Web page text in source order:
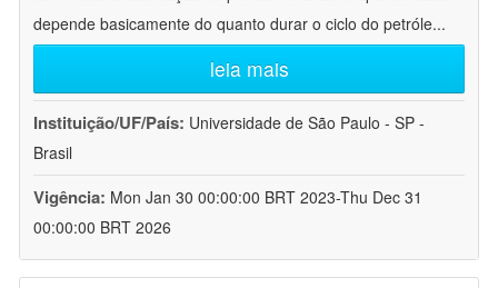
depende basicamente do quanto durar o ciclo do petróle...
leia mais
Instituição/UF/País: Universidade de São Paulo - SP -
Brasil
Vigência: Mon Jan 30 00:00:00 BRT 2023-Thu Dec 31
00:00:00 BRT 2026